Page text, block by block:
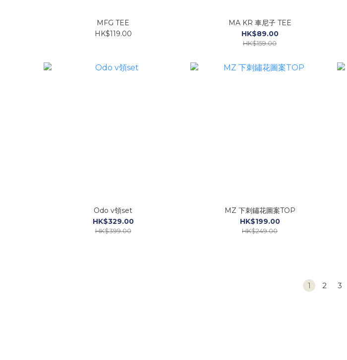
MFG TEE
HK$119.00
MA KR 車尼子 TEE
HK$89.00
HK$159.00
Odo v領set
HK$329.00
HK$399.00
MZ 下刺鏽花圖案TOP
HK$199.00
HK$249.00
1 2 3